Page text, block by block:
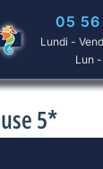
05 56
Lundi -
Lun -
5*